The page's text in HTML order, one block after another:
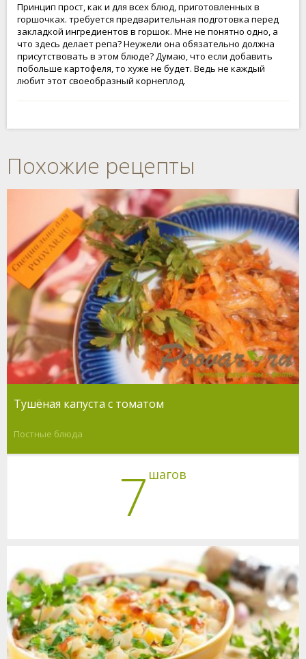
Принцип прост, как и для всех блюд, приготовленных в
горшочках. требуется предварительная подготовка перед
закладкой ингредиентов в горшок. Мне не понятно одно, а
что здесь делает репа? Неужели она обязательно должна
присутствовать в этом блюде? Думаю, что если добавить
побольше картофеля, то хуже не будет. Ведь не каждый
любит этот своеобразный корнеплод.
Похожие рецепты
Тушёная капуста с томатом
Постные блюда
7 шагов